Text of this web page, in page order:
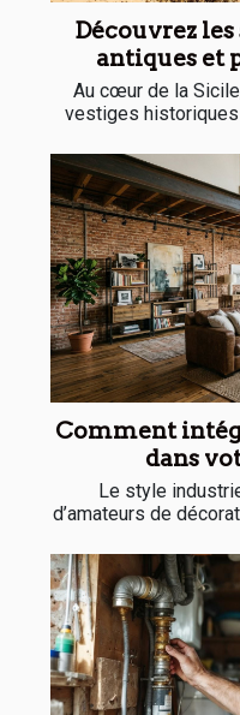
Découvrez
antiques et
Au cœur de la
vestiges
Comment
dans
Le style
d’amateurs de